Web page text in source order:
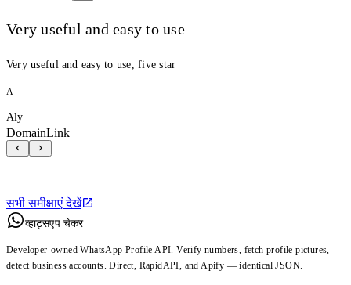
Very useful and easy to use
Very useful and easy to use, five star
A
Aly
DomainLink
सभी समीक्षाएं देखें
व्हाट्सएप चेकर
Developer-owned WhatsApp Profile API. Verify numbers, fetch profile pictures,
detect business accounts. Direct, RapidAPI, and Apify — identical JSON.